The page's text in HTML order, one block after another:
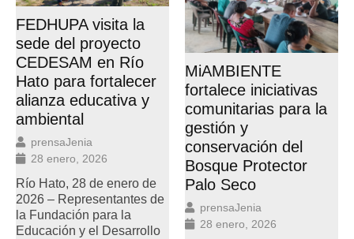
FEDHUPA visita la
sede del proyecto
CEDESAM en Río
Hato para fortalecer
alianza educativa y
ambiental
prensaJenia
28 enero, 2026
Río Hato, 28 de enero de
2026 – Representantes de
la Fundación para la
Educación y el Desarrollo
MiAMBIENTE
fortalece iniciativas
comunitarias para la
gestión y
conservación del
Bosque Protector
Palo Seco
prensaJenia
28 enero, 2026